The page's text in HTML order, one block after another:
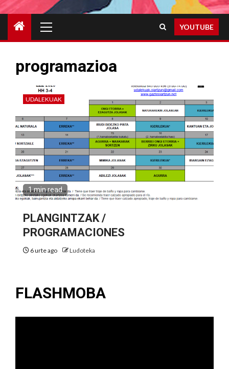
Menu
YOUTUBE
programazioa
UDALEKUAK
1 min read
PLANGINTZAK /
PROGRAMACIONES
6 urte ago Ludoteka
FLASHMOBA